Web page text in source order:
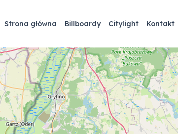
Strona główna Billboardy Citylight Kontakt